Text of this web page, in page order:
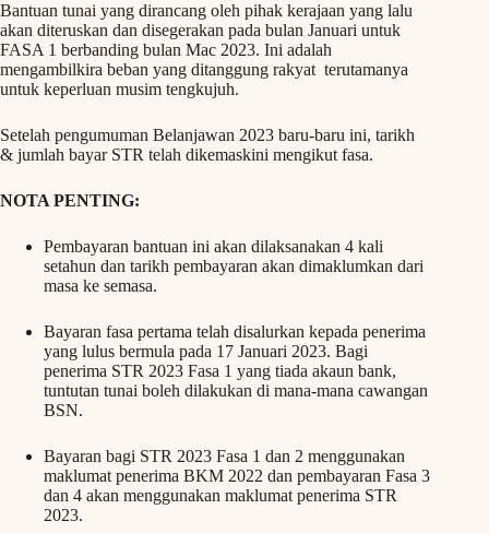
Bantuan tunai yang dirancang oleh pihak kerajaan yang lalu
akan diteruskan dan disegerakan pada bulan Januari untuk
FASA 1 berbanding bulan Mac 2023. Ini adalah
mengambilkira beban yang ditanggung rakyat terutamanya
untuk keperluan musim tengkujuh.
Setelah pengumuman Belanjawan 2023 baru-baru ini, tarikh
& jumlah bayar STR telah dikemaskini mengikut fasa.
NOTA PENTING:
Pembayaran bantuan ini akan dilaksanakan 4 kali
setahun dan tarikh pembayaran akan dimaklumkan dari
masa ke semasa.
Bayaran fasa pertama telah disalurkan kepada penerima
yang lulus bermula pada 17 Januari 2023. Bagi
penerima STR 2023 Fasa 1 yang tiada akaun bank,
tuntutan tunai boleh dilakukan di mana-mana cawangan
BSN.
Bayaran bagi STR 2023 Fasa 1 dan 2 menggunakan
maklumat penerima BKM 2022 dan pembayaran Fasa 3
dan 4 akan menggunakan maklumat penerima STR
2023.